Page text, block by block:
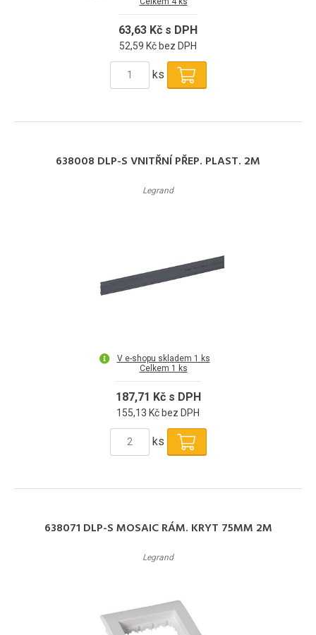
63,63 Kč s DPH
52,59 Kč bez DPH
ks
638008 DLP-S VNITŘNÍ PŘEP. PLAST. 2M
Legrand
V e-shopu skladem 1 ks
Celkem 1 ks
187,71 Kč s DPH
155,13 Kč bez DPH
ks
638071 DLP-S MOSAIC RÁM. KRYT 75MM 2M
Legrand